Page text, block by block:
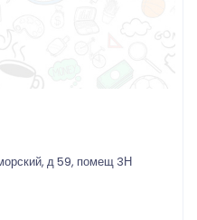
д 59, помещ 3Н